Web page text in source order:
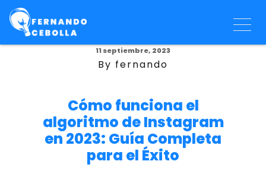
11 septiembre, 2023
By fernando
Cómo funciona el
algoritmo de Instagram
en 2023: Guía Completa
para el Éxito